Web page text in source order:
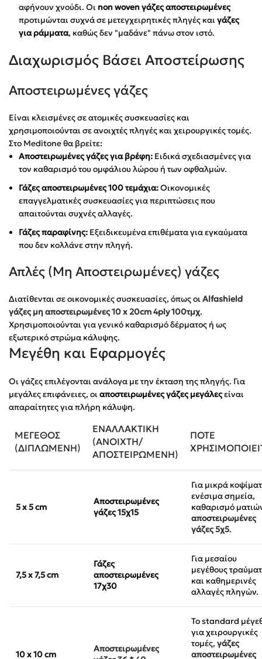
αφήνουν χνούδι. Οι non woven γάζες αποστειρωμένες
προτιμώνται συχνά σε μετεγχειρητικές πληγές καιγάζες
για ράμματα, καθώς δεν "μαδάνε" πάνω στον ιστό.
Διαχωρισμός Βάσει Αποστείρωσης
Αποστειρωμένες γάζες
Είναι κλεισμένες σε ατομικές συσκευασίες και
χρησιμοποιούνται σε ανοιχτές πληγές και χειρουργικές τομές.
Στο Meditone θα βρείτε:
Αποστειρωμένες γάζες για βρέφη: Ειδικά σχεδιασμένες για
τον καθαρισμό του ομφάλιου λώρου ή των οφθαλμών.
Γάζες αποστειρωμένες 100 τεμάχια:Οικονομικές
επαγγελματικές συσκευασίες για περιπτώσεις που
απαιτούνται συχνές αλλαγές.
Γάζες παραφίνης: Εξειδικευμένα επιθέματα για εγκαύματα
που δεν κολλάνε στην πληγή.
Απλές (Μη Αποστειρωμένες) γάζες
Διατίθενται σε οικονομικές συσκευασίες, όπως οιAlfashield
γάζες μη αποστειρωμένες 10 x 20cm 4ply 100τμχ.
Χρησιμοποιούνται για γενικό καθαρισμό δέρματος ή ως
εξωτερικό στρώμα κάλυψης.
Μεγέθη και Εφαρμογές
Οι γάζες επιλέγονται ανάλογα με την έκταση της πληγής. Για
μεγάλες επιφάνειες, οιαποστειρωμένες γάζες μεγάλεςείναι
απαραίτητες για πλήρη κάλυψη.
ΜΈΓΕΘΟΣ
(ΔΙΠΛΩΜΈΝΗ)
ΕΝΑΛΛΑΚΤΙΚΉ
(ΑΝΟΙΧΤΉ/
ΑΠΟΣΤΕΙΡΩΜΈΝΗ)
ΠΌΤΕ
5 x 5 cm
Αποστειρωμένες
γάζες 15χ15
Για μικρά
ενέσιμα σημεία,
καθαρισμό
αποστειρωμένες
γάζες 5χ5.
7,5 x 7,5 cm
Γάζες
αποστειρωμένες
17χ30
Για μεσαίου
μεγέθους
και καθημερινές
αλλαγές πληγών.
10 x 10 cm
Αποστειρωμένες
Το standard
για χειρουργικές
τομές, γάζες
αποστειρωμένες